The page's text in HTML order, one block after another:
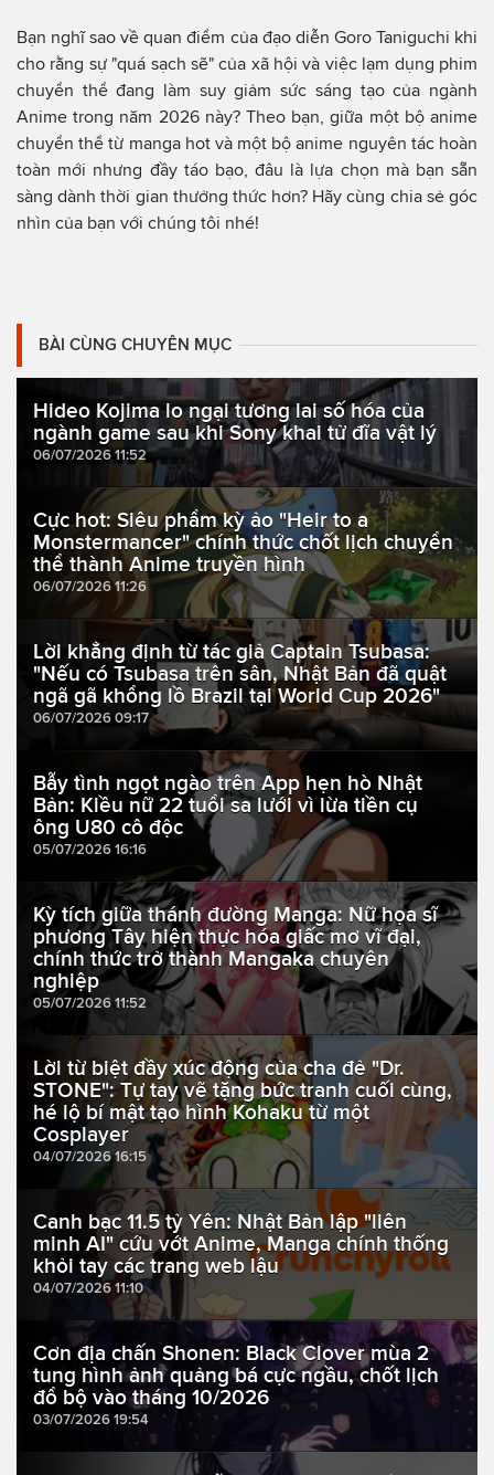
Bạn nghĩ sao về quan điểm của đạo diễn Goro Taniguchi khi
cho rằng sự "quá sạch sẽ" của xã hội và việc lạm dụng phim
chuyển thể đang làm suy giảm sức sáng tạo của ngành
Anime trong năm 2026 này? Theo bạn, giữa một bộ anime
chuyển thể từ manga hot và một bộ anime nguyên tác hoàn
toàn mới nhưng đầy táo bạo, đâu là lựa chọn mà bạn sẵn
sàng dành thời gian thưởng thức hơn? Hãy cùng chia sẻ góc
nhìn của bạn với chúng tôi nhé!
BÀI CÙNG CHUYÊN MỤC
Hideo Kojima lo ngại tương lai số hóa của
ngành game sau khi Sony khai tử đĩa vật lý
06/07/2026 11:52
Cực hot: Siêu phẩm kỳ ảo "Heir to a
Monstermancer" chính thức chốt lịch chuyển
thể thành Anime truyền hình
06/07/2026 11:26
Lời khẳng định từ tác giả Captain Tsubasa:
"Nếu có Tsubasa trên sân, Nhật Bản đã quật
ngã gã khổng lồ Brazil tại World Cup 2026"
06/07/2026 09:17
Bẫy tình ngọt ngào trên App hẹn hò Nhật
Bản: Kiều nữ 22 tuổi sa lưới vì lừa tiền cụ
ông U80 cô độc
05/07/2026 16:16
Kỳ tích giữa thánh đường Manga: Nữ họa sĩ
phương Tây hiện thực hóa giấc mơ vĩ đại,
chính thức trở thành Mangaka chuyên
nghiệp
05/07/2026 11:52
Lời từ biệt đầy xúc động của cha đẻ "Dr.
STONE": Tự tay vẽ tặng bức tranh cuối cùng,
hé lộ bí mật tạo hình Kohaku từ một
Cosplayer
04/07/2026 16:15
Canh bạc 11.5 tỷ Yên: Nhật Bản lập "liên
minh AI" cứu vớt Anime, Manga chính thống
khỏi tay các trang web lậu
04/07/2026 11:10
Cơn địa chấn Shonen: Black Clover mùa 2
tung hình ảnh quảng bá cực ngầu, chốt lịch
đổ bộ vào tháng 10/2026
03/07/2026 19:54